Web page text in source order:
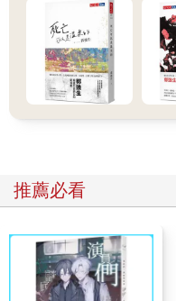
孩子公平嗎？別人根據你
你，不消說，他們當然會
斷你。人就是這樣。」這
多想生小孩、多勝任母職
德義務要墮胎。沃克後來
怖攻擊。」
種生理特徵，就認為沃克
方。為何不說因為她有螢
該生許多小孩？」媒體譴
真遺傳到父母的狀況，父
體會這些狀況所帶來的好
出的選擇更有根有據。
推薦必看